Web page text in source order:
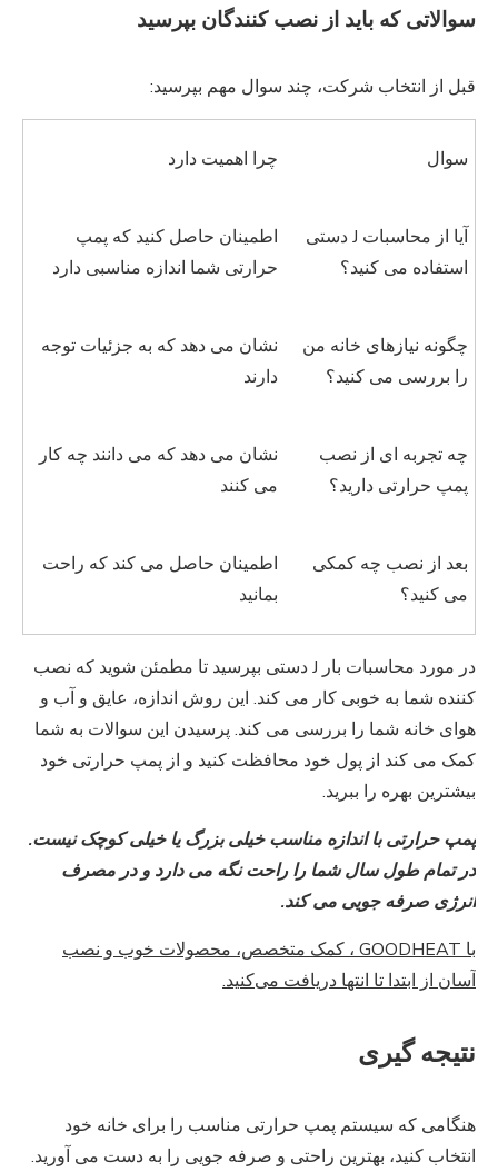
سوالاتی که باید از نصب کنندگان بپرسید
قبل از انتخاب شرکت، چند سوال مهم بپرسید:
سوال چرا اهمیت دارد
آیا از محاسبات J دستی
استفاده می کنید؟
اطمینان حاصل کنید که پمپ
حرارتی شما اندازه مناسبی دارد
چگونه نیازهای خانه من
را بررسی می کنید؟
نشان می دهد که به جزئیات توجه
دارند
چه تجربه ای از نصب
پمپ حرارتی دارید؟
نشان می دهد که می دانند چه کار
می کنند
بعد از نصب چه کمکی
می کنید؟
اطمینان حاصل می کند که راحت
بمانید
در مورد محاسبات بار J دستی بپرسید تا مطمئن شوید که نصب
کننده شما به خوبی کار می کند. این روش اندازه، عایق و آب و
هوای خانه شما را بررسی می کند. پرسیدن این سوالات به شما
کمک می کند از پول خود محافظت کنید و از پمپ حرارتی خود
بیشترین بهره را ببرید.
پمپ حرارتی با اندازه مناسب خیلی بزرگ یا خیلی کوچک نیست.
در تمام طول سال شما را راحت نگه می دارد و در مصرف
انرژی صرفه جویی می کند.
با GOODHEAT ، کمک متخصص، محصولات خوب و نصب
آسان از ابتدا تا انتها دریافت می‌کنید.
نتیجه گیری
هنگامی که سیستم پمپ حرارتی مناسب را برای خانه خود
انتخاب کنید، بهترین راحتی و صرفه جویی را به دست می آورید.